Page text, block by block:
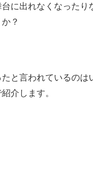
に出れなくなったり
？
と言われているのは
介します。